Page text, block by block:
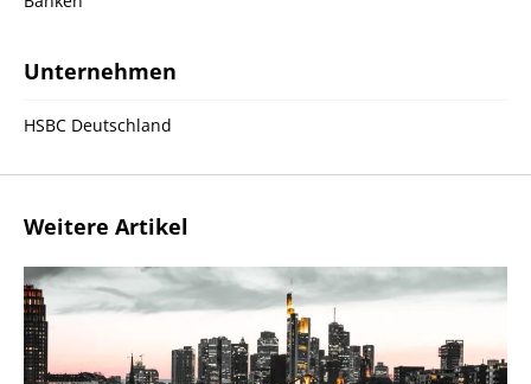
Unternehmen
HSBC Deutschland
Weitere Artikel